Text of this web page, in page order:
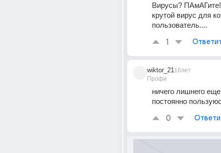
Вирусы?
крутой вирус для
пользователь....
1
wiktor_21
Профи
16лет
ничего лишнего
постоянно
0